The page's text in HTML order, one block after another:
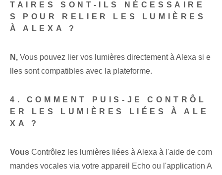
TAIRES SONT-ILS NÉCESSAIRE
S POUR RELIER LES LUMIÈRES
À ALEXA ?
N, Vous pouvez lier vos lumières directement à Alexa si e
lles sont compatibles avec la plateforme.
4. COMMENT PUIS-JE CONTRÔL
ER LES LUMIÈRES LIÉES À ALE
XA ?
Vous Contrôlez les lumières liées à Alexa à l'aide de com
mandes vocales via votre appareil Echo ou l'application A